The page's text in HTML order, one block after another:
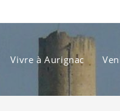
Vivre à Aurignac